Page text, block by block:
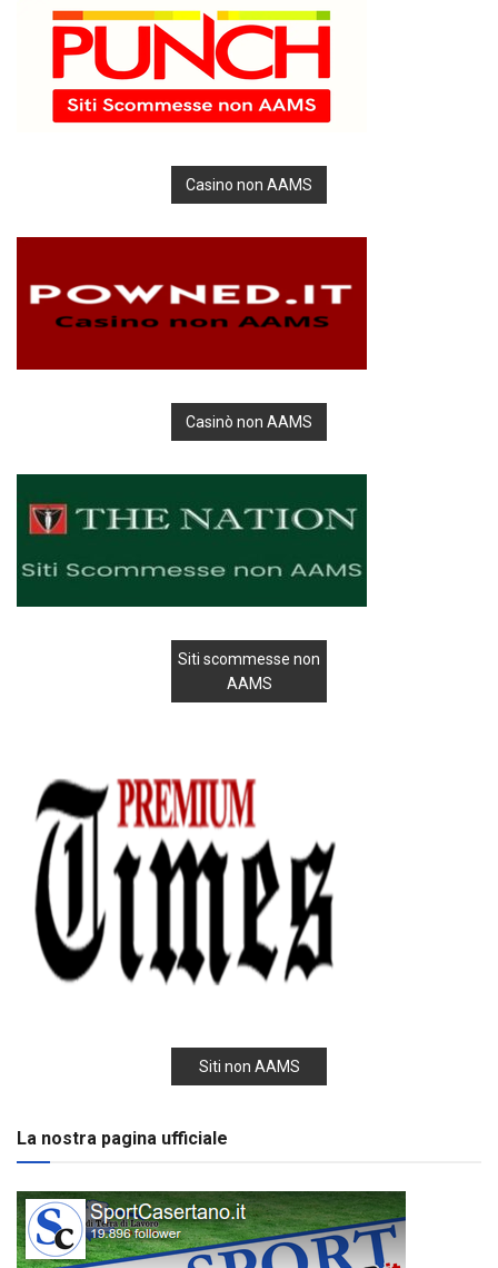
Casino non AAMS
Casinò non AAMS
Siti scommesse non
AAMS
Siti non AAMS
La nostra pagina ufficiale